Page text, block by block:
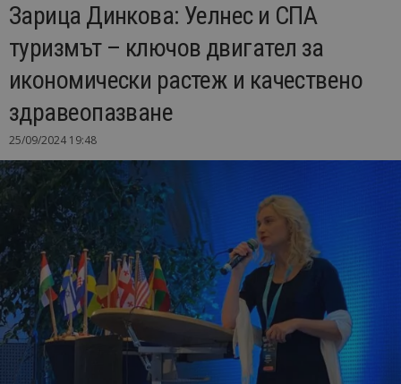
Зарица Динкова: Уелнес и СПА
туризмът – ключов двигател за
икономически растеж и качествено
здравеопазване
25/09/2024 19:48